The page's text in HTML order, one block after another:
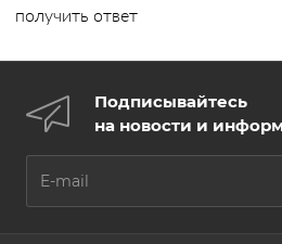
получить ответ
Подписывайтесь
на новости и